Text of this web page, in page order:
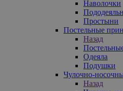
Наволочки
Простыни
Постельные
Назад
Одеяла
Подушки
Чулочно-
Назад